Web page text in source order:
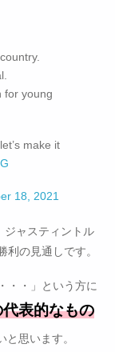
for young
make it
18, 2021
ジャスティントル
利の見通しです。
・・」という方に
表的なもの
と思います。